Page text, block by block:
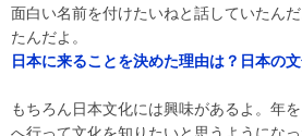
面白い名前を付けたいねと話していたん
たんだよ。
日本に来ることを決めた理由は？日本の
もちろん日本文化には興味があるよ。年
へ行って文化を知りたいと思うようにな